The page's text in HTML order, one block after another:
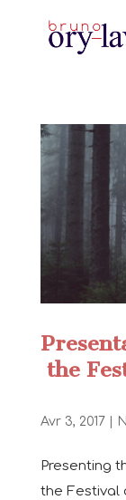
the
Avr 3, 2017
Presenting
the Festival